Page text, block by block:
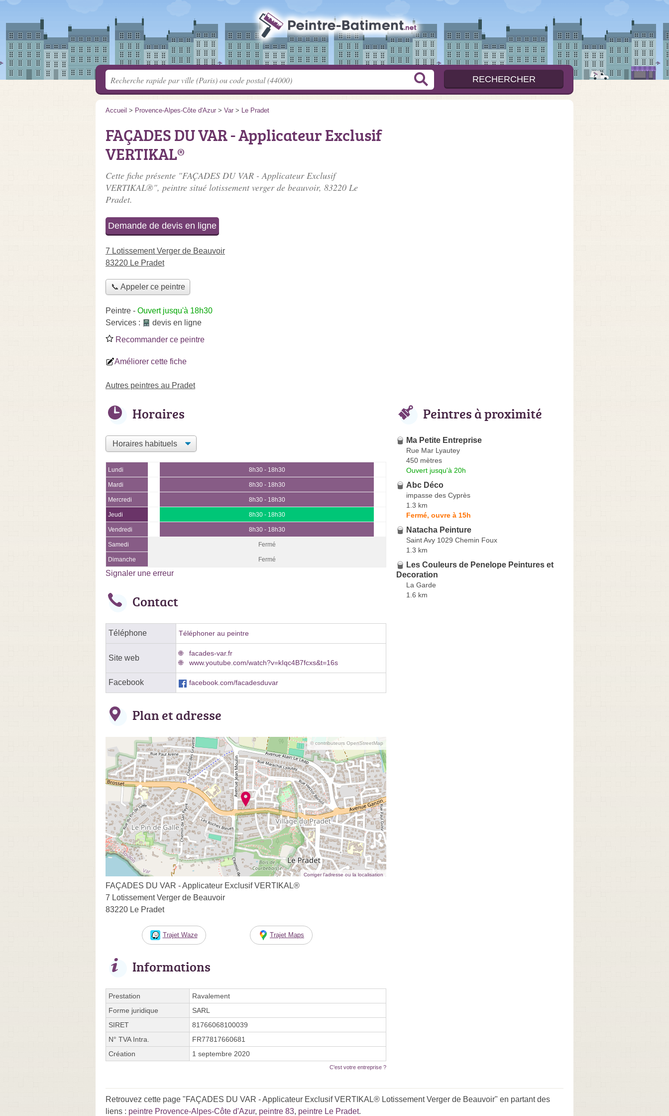
Accueil > Provence-Alpes-Côte d'Azur > Var > Le Pradet
FAÇADES DU VAR - Applicateur Exclusif
VERTIKAL®
Cette fiche présente "FAÇADES DU VAR - Applicateur Exclusif
VERTIKAL®", peintre situé lotissement verger de beauvoir, 83220 Le
Pradet.
Demande de devis en ligne
7 Lotissement Verger de Beauvoir
83220 Le Pradet
📞 Appeler ce peintre
Peintre - Ouvert jusqu'à 18h30
Services :
devis en ligne
Recommander ce peintre
Améliorer cette fiche
Autres peintres au Pradet
Horaires
Lundi 8h30 - 18h30
Mardi 8h30 - 18h30
Mercredi 8h30 - 18h30
Jeudi 8h30 - 18h30
Vendredi 8h30 - 18h30
Samedi Fermé
Dimanche Fermé
Signaler une erreur
Contact
Téléphone Téléphoner au peintre
Site web
facades-var.fr
www.youtube.com/watch?v=kIqc4B7fcxs&t=16s
Facebook facebook.com/facadesduvar
Plan et adresse
© contributeurs OpenStreetMap
Corriger l’adresse ou la localisation
FAÇADES DU VAR - Applicateur Exclusif VERTIKAL®
7 Lotissement Verger de Beauvoir
83220 Le Pradet
Trajet Waze Trajet Maps
Informations
Prestation
Ravalement
Forme juridique
SARL
SIRET
81766068100039
N° TVA Intra.
FR77817660681
Création
1 septembre 2020
C'est votre entreprise ?
Peintres à proximité
Ma Petite Entreprise
Rue Mar Lyautey
450 mètres
Ouvert jusqu'à 20h
Abc Déco
impasse des Cyprès
1.3 km
Fermé, ouvre à 15h
Natacha Peinture
Saint Avy 1029 Chemin Foux
1.3 km
Les Couleurs de Penelope Peintures et
Decoration
La Garde
1.6 km
Retrouvez cette page "FAÇADES DU VAR - Applicateur Exclusif VERTIKAL® Lotissement Verger de Beauvoir" en partant des
liens : peintre Provence-Alpes-Côte d'Azur, peintre 83, peintre Le Pradet.